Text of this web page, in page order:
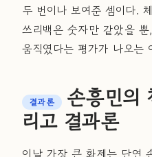
두 번이나 보여준 셈이다.
쓰리백은 숫자만 같았을
움직였다는 평가가 나오는
결과론
손흥민의
리고 결과론
이날 가장 큰 화제는 단연